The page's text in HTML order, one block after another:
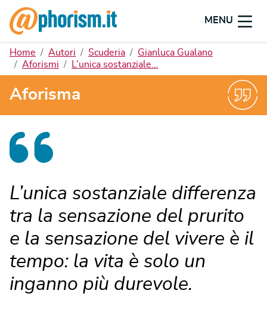
MENU
Home Autori Scuderia
Gianluca Gualano
Aforismi
L’unica sostanziale…
Aforisma
L’unica sostanziale differenza
tra la sensazione del prurito
e la sensazione del vivere è il
tempo: la vita è solo un
inganno più durevole.